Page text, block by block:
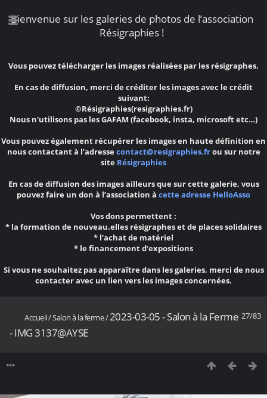
Bienvenue sur les galeries de photos de l’association
Résigraphies !
Vous pouvez télécharger les images réalisées par les résigraphes.
En cas de diffusion, merci de créditer les images avec le crédit
suivant:
©Résigraphies(resigraphies.fr)
Nous n'utilisons pas les GAFAM (facebook, insta, microsoft etc…)
Vous pouvez également récupérer les images en haute définition en
nous contactant à l’adresse contact@resigraphies.frou sur notre
site Résigraphies
En cas de diffusion des images ailleurs que sur cette galerie, vous
pouvez faire un don à l’association à cette adresse HelloAsso
Vos dons permettent :
* la formation de nouveau.elles résigraphes et de places solidaires
* l’achat de matériel
* le financement d’expositions
Si vous ne souhaitez pas apparaître dans les galeries, merci de nous
contacter avec un lien vers les images concernées.
27/83
Accueil/Salon à la ferme/2023-03-05 - Salon à la Ferme
- IMG 3137@AYSE